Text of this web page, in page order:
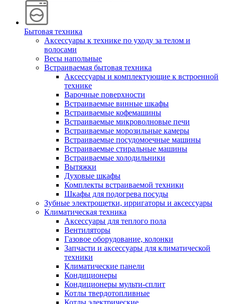
Бытовая техника
Аксессуары к технике по уходу за телом и
волосами
Весы напольные
Встраиваемая бытовая техника
Аксессуары и комплектующие к встроенной
технике
Варочные поверхности
Встраиваемые винные шкафы
Встраиваемые кофемашины
Встраиваемые микроволновые печи
Встраиваемые морозильные камеры
Встраиваемые посудомоечные машины
Встраиваемые стиральные машины
Встраиваемые холодильники
Вытяжки
Духовые шкафы
Комплекты встраиваемой техники
Шкафы для подогрева посуды
Зубные электрощетки, ирригаторы и аксессуары
Климатическая техника
Аксессуары для теплого пола
Вентиляторы
Газовое оборудование, колонки
Запчасти и аксессуары для климатической
техники
Климатические панели
Кондиционеры
Кондиционеры мульти-сплит
Котлы твердотопливные
Котлы электрические